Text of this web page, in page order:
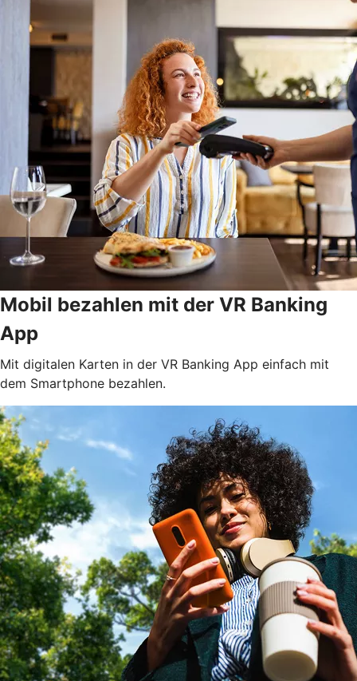
Mobil bezahlen mit der VR Banking
App
Mit digitalen Karten in der VR Banking App einfach mit
dem Smartphone bezahlen.